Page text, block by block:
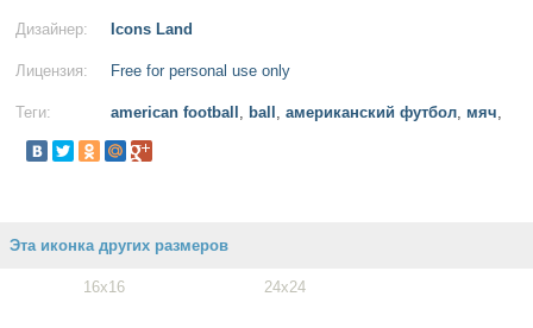
Дизайнер: Icons Land
Лицензия: Free for personal use only
Теги: american football , ball , американский футбол, мяч,
Эта иконка других размеров
16x16 24x24